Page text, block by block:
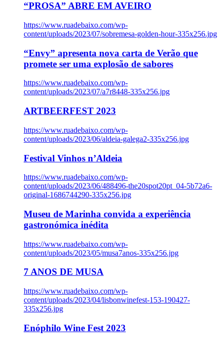
“PROSA” ABRE EM AVEIRO
https://www.ruadebaixo.com/wp-
content/uploads/2023/07/sobremesa-golden-hour-335x256.jpg
“Envy” apresenta nova carta de Verão que
promete ser uma explosão de sabores
https://www.ruadebaixo.com/wp-
content/uploads/2023/07/a7r8448-335x256.jpg
ARTBEERFEST 2023
https://www.ruadebaixo.com/wp-
content/uploads/2023/06/aldeia-galega2-335x256.jpg
Festival Vinhos n’Aldeia
https://www.ruadebaixo.com/wp-
content/uploads/2023/06/488496-the20spot20pt_04-5b72a6-
original-1686744290-335x256.jpg
Museu de Marinha convida a experiência
gastronómica inédita
https://www.ruadebaixo.com/wp-
content/uploads/2023/05/musa7anos-335x256.jpg
7 ANOS DE MUSA
https://www.ruadebaixo.com/wp-
content/uploads/2023/04/lisbonwinefest-153-190427-
335x256.jpg
Enóphilo Wine Fest 2023